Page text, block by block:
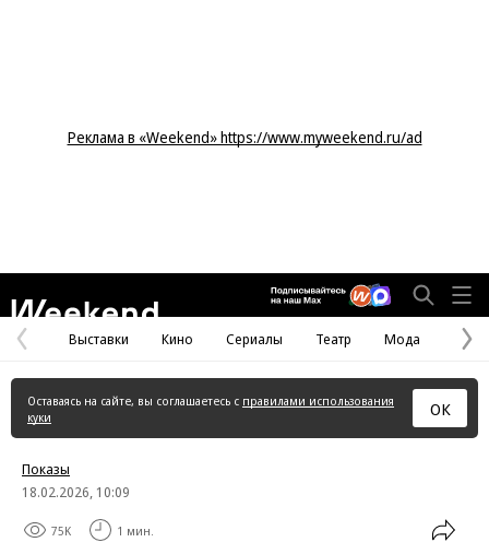
Реклама в «Weekend» https://www.myweekend.ru/ad
Предыдущая
страница
Выставки Кино Сериалы Театр Мода
Оставаясь на сайте, вы соглашаетесь с правилами использования
куки
ОК
Показы
18.02.2026, 10:09
75K 1 мин.